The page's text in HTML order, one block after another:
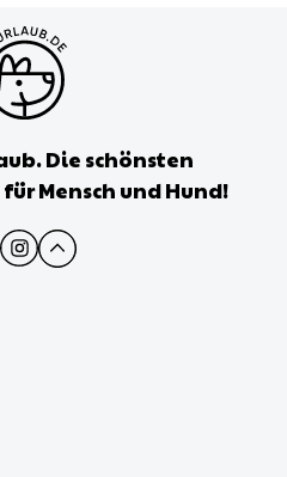
Die schönsten
Mensch und Hund!